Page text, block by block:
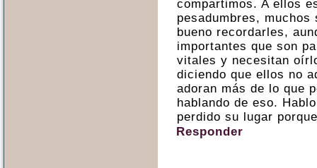
compartimos. A ellos
pesadumbres,
bueno recordarles,
importantes que son
vitales y necesitan
diciendo que ellos no
adoran más de lo que
hablando de eso.
perdido su lugar
Responder